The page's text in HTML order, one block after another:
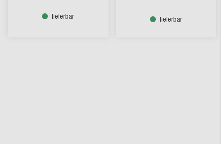
lieferbar lieferbar